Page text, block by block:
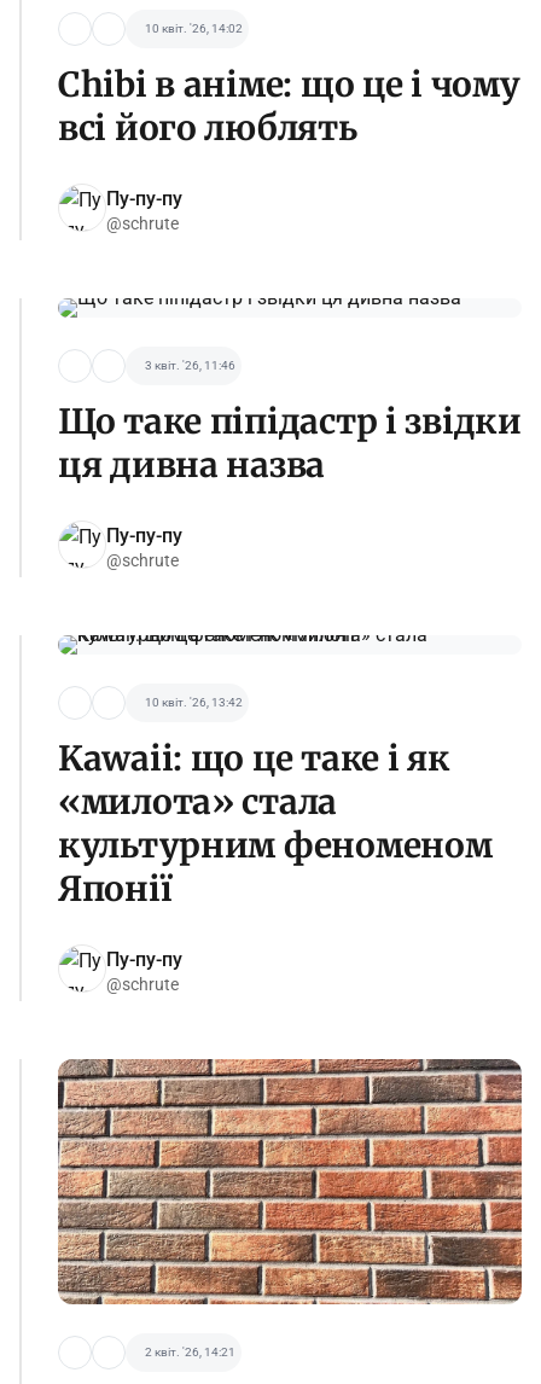
10 квіт. '26, 14:02
Chibi в аніме: що це і чому
всі його люблять
Пу-пу-пу
@schrute
3 квіт. '26, 11:46
Що таке піпідастр і звідки
ця дивна назва
Пу-пу-пу
@schrute
10 квіт. '26, 13:42
Kawaii: що це таке і як
«милота» стала
культурним феноменом
Японії
Пу-пу-пу
@schrute
2 квіт. '26, 14:21